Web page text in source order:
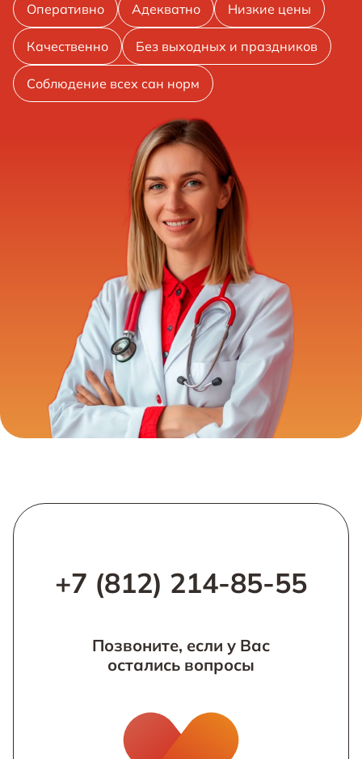
Оперативно Адекватно Низкие цены
Качественно Без выходных и праздников
Соблюдение всех сан норм
+7 (812) 214-85-55
Позвоните, если у Вас
остались вопросы